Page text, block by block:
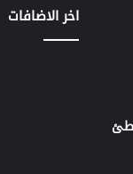
اخر الاضافات